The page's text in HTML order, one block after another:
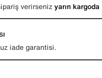
verirsenizyarın kargoda
iade garantisi.